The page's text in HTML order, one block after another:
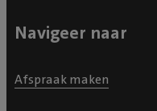
Navigeer naar
Afspraak maken